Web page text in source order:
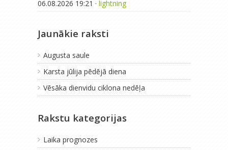
06.08.2026 19:21 · lightning
Jaunākie raksti
Augusta saule
Karsta jūlija pēdējā diena
Vēsāka dienvidu ciklona nedēļa
Rakstu kategorijas
Laika prognozes